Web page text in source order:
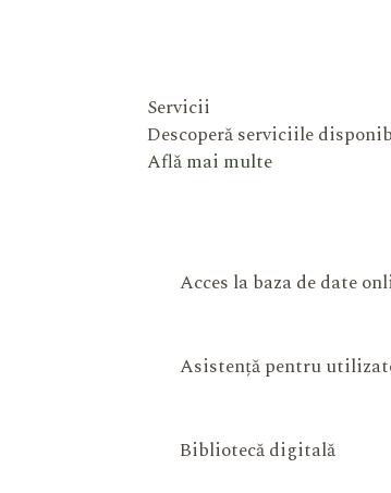
Servicii
Descoperă serviciile
Află mai multe
Acces la baza de date
Asistență pentru
Bibliotecă digitală